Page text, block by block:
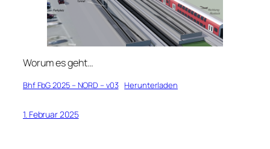
Worum es geht…
Bhf FbG 2025 – NORD – v03 Herunterladen
1. Februar 2025